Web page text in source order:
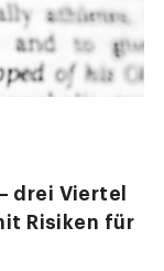
drei Viertel
Risiken für